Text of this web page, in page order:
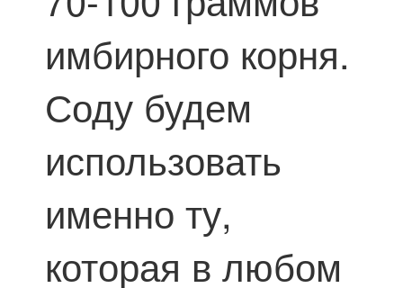
имбирного корня.
Соду будем
использовать
именно ту,
которая в любом